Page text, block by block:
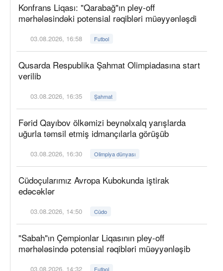
Konfrans Liqası: "Qarabağ"ın pley-off
mərhələsindəki potensial rəqibləri müəyyənləşdi
03.08.2026, 16:58 Futbol
Qusarda Respublika Şahmat Olimpiadasına start
verilib
03.08.2026, 16:35 Şahmat
Fərid Qayıbov ölkəmizi beynəlxalq yarışlarda
uğurla təmsil etmiş idmançılarla görüşüb
03.08.2026, 16:30 Olimpiya dünyası
Cüdoçularımız Avropa Kubokunda iştirak
edəcəklər
03.08.2026, 14:50 Cüdo
"Sabah"ın Çempionlar Liqasının pley-off
mərhələsində potensial rəqibləri müəyyənləşib
03.08.2026, 14:32 Futbol